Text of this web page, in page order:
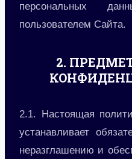
персональных
пользователем Сайта.
2.
2.1. Настоящая
устанавливает
неразглашению и